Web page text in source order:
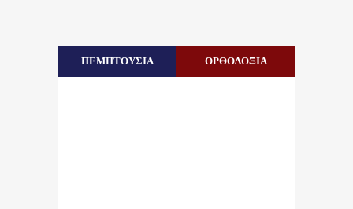
ΠΕΜΠΤΟΥΣΙΑ ΟΡΘΟΔΟΞΙΑ